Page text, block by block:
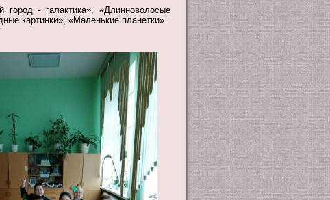
- галактика», «Длинноволосые
картинки», «Маленькие планетки».